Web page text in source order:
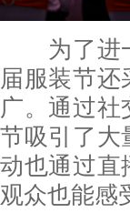
为了进一
届服装节
广。通过
节吸引了大
动也通过直
观众也能感